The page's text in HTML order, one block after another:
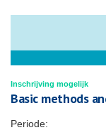
Inschrijving mogelijk
Basic methods
Periode: